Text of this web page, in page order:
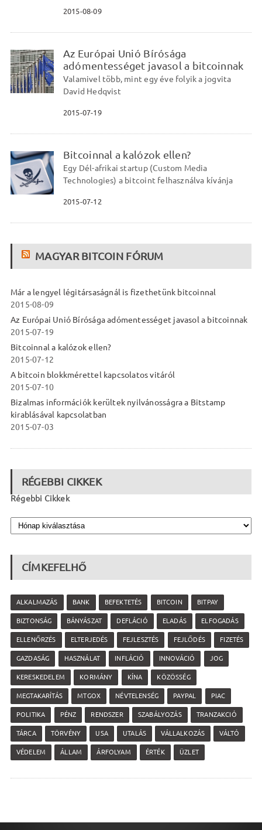
2015-08-09
Az Európai Unió Bírósága
adómentességet javasol a bitcoinnak
Valamivel több, mint egy éve folyik a jogvita
David Hedqvist
2015-07-19
Bitcoinnal a kalózok ellen?
Egy Dél-afrikai startup (Custom Media
Technologies) a bitcoint felhasználva kívánja
2015-07-12
MAGYAR BITCOIN FÓRUM
Már a lengyel légitársaságnál is fizethetünk bitcoinnal
2015-08-09
Az Európai Unió Bírósága adómentességet javasol a bitcoinnak
2015-07-19
Bitcoinnal a kalózok ellen?
2015-07-12
A bitcoin blokkmérettel kapcsolatos vitáról
2015-07-10
Bizalmas információk kerültek nyilvánosságra a Bitstamp
kirablásával kapcsolatban
2015-07-03
RÉGEBBI CIKKEK
Régebbi Cikkek
CÍMKEFELHŐ
ALKALMAZÁS BANK BEFEKTETÉS BITCOIN BITPAY
BIZTONSÁG BÁNYÁSZAT DEFLÁCIÓ ELADÁS ELFOGADÁS
ELLENŐRZÉS ELTERJEDÉS FEJLESZTÉS FEJLŐDÉS FIZETÉS
GAZDASÁG HASZNÁLAT INFLÁCIÓ INNOVÁCIÓ JOG
KERESKEDELEM KORMÁNY KÍNA KÖZÖSSÉG
MEGTAKARÍTÁS MTGOX NÉVTELENSÉG PAYPAL PIAC
POLITIKA PÉNZ RENDSZER SZABÁLYOZÁS TRANZAKCIÓ
TÁRCA TÖRVÉNY USA UTALÁS VÁLLALKOZÁS VÁLTÓ
VÉDELEM ÁLLAM ÁRFOLYAM ÉRTÉK ÜZLET